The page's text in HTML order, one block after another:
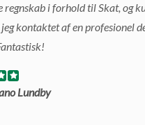
regnskab i forhold til Skat, og
kontaktet af en profesionel
Lundby